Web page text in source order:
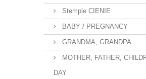
Stemple CIENIE
BABY / PREGNANCY
GRANDMA, GRANDPA
MOTHER, FATHER,
DAY